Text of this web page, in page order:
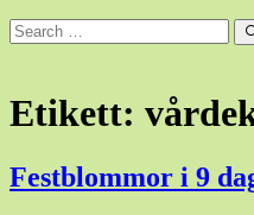
Sök
efter:
Etikett:
Festblommor i 9